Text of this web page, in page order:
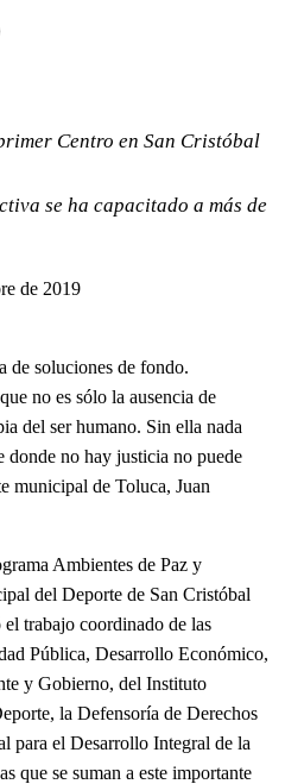
Centro en San Cristóbal
se ha capacitado a más de
de 2019
de soluciones de fondo.
no es sólo la ausencia de
del ser humano. Sin ella nada
donde no hay justicia no puede
municipal de Toluca, Juan
Ambientes de Paz y
del Deporte de San Cristóbal
trabajo coordinado de las
Pública, Desarrollo Económico,
y Gobierno, del Instituto
la Defensoría de Derechos
para el Desarrollo Integral de la
que se suman a este importante